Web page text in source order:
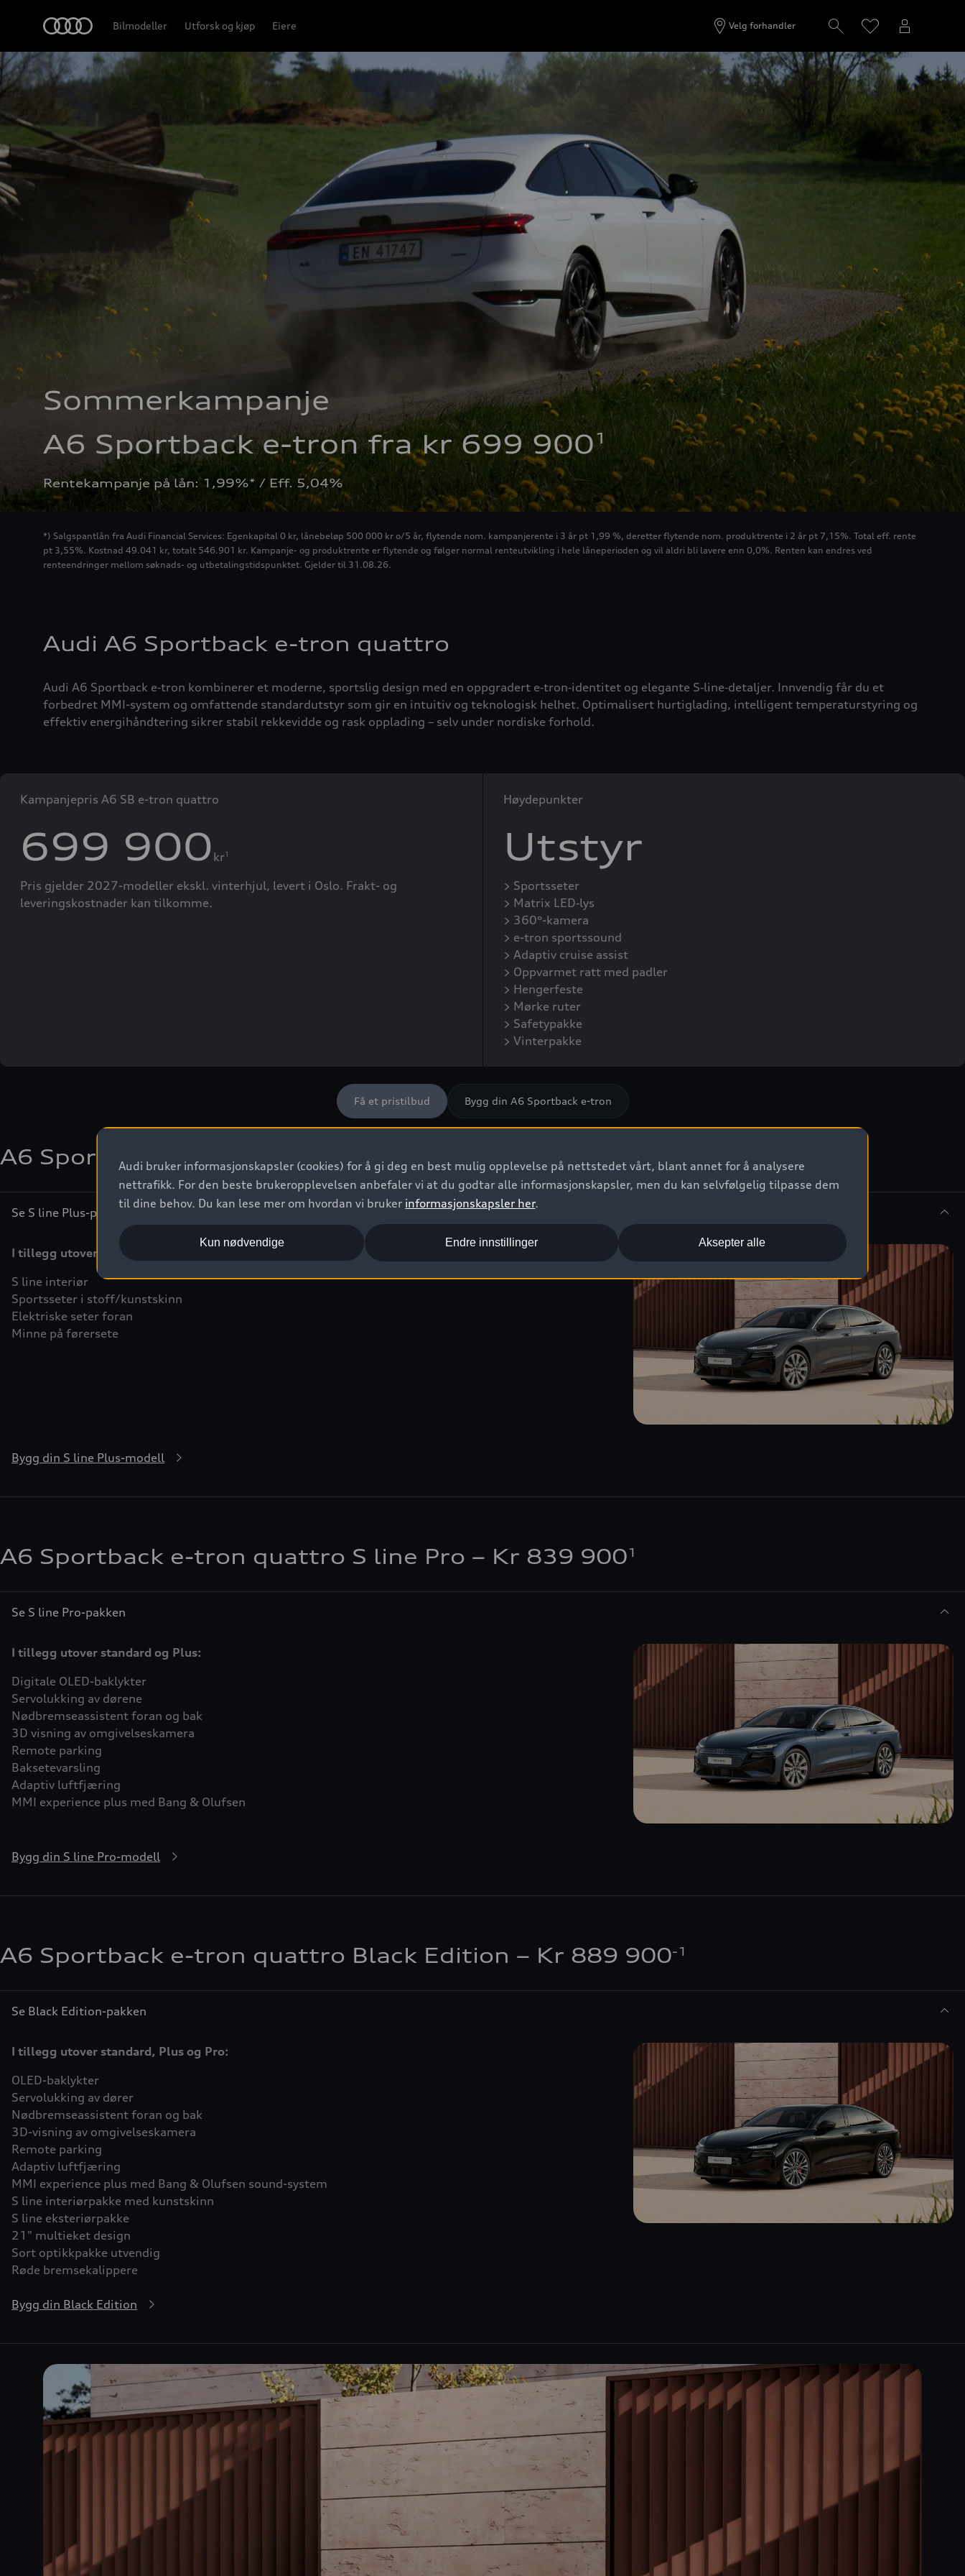
Bilmodeller Utforsk og kjøp Eiere Velg forhandler
Sommerkampanje
A6 Sportback e-tron fra kr 699 9001
Rentekampanje på lån: 1,99%* / Eff. 5,04%
*) Salgspantlån fra Audi Financial Services: Egenkapital 0 kr, lånebeløp 500 000 kr o/5 år, flytende nom. kampanjerente i 3 år pt 1,99 %, deretter flytende nom. produktrente i 2 år pt 7,15%. Total eff. rente
pt 3,55%. Kostnad 49.041 kr, totalt 546.901 kr. Kampanje- og produktrente er flytende og følger normal renteutvikling i hele låneperioden og vil aldri bli lavere enn 0,0%. Renten kan endres ved
renteendringer mellom søknads- og utbetalingstidspunktet. Gjelder til 31.08.26.
Audi A6 Sportback e-tron quattro
Audi A6 Sportback e‑tron kombinerer et moderne, sportslig design med en oppgradert e‑tron‑identitet og elegante S‑line‑detaljer. Innvendig får du et
forbedret MMI-system og omfattende standardutstyr som gir en intuitiv og teknologisk helhet. Optimalisert hurtiglading, intelligent temperaturstyring og
effektiv energihåndtering sikrer stabil rekkevidde og rask opplading – selv under nordiske forhold.
Kampanjepris A6 SB e-tron quattro
699 900 kr1
Pris gjelder 2027-modeller ekskl. vinterhjul, levert i Oslo. Frakt- og
leveringskostnader kan tilkomme.
Høydepunkter
Utstyr
> Sportsseter
> Matrix LED‑lys
> 360°-kamera
> e-tron sportssound
> Adaptiv cruise assist
> Oppvarmet ratt med padler
> Hengerfeste
> Mørke ruter
> Safetypakke
> Vinterpakke
Få et pristilbud Bygg din A6 Sportback e-tron
A6 Sportback e-tron quattro S line Plus– Kr 744 900
Se S line Plus-pakken
I tillegg utover standardutstyr:
S line interiør
Sportsseter i stoff/kunstskinn
Elektriske seter foran
Minne på førersete
Bygg din S line Plus-modell
A6 Sportback e-tron quattro S line Pro – Kr 839 9001
Se S line Pro-pakken
I tillegg utover standard og Plus:
Digitale OLED-baklykter
Servolukking av dørene
Nødbremseassistent foran og bak
3D visning av omgivelseskamera
Remote parking
Baksetevarsling
Adaptiv luftfjæring
MMI experience plus med Bang & Olufsen
Bygg din S line Pro-modell
A6 Sportback e-tron quattro Black Edition – Kr 889 900-1
Se Black Edition-pakken
I tillegg utover standard, Plus og Pro:
OLED-baklykter
Servolukking av dører
Nødbremseassistent foran og bak
3D-visning av omgivelseskamera
Remote parking
Adaptiv luftfjæring
MMI experience plus med Bang & Olufsen sound-system
S line interiørpakke med kunstskinn
S line eksteriørpakke
21" multieket design
Sort optikkpakke utvendig
Røde bremsekalippere
Bygg din Black Edition
Audi bruker informasjonskapsler (cookies) for å gi deg en best mulig opplevelse på nettstedet vårt, blant annet for å analysere
nettrafikk. For den beste brukeropplevelsen anbefaler vi at du godtar alle informasjonskapsler, men du kan selvfølgelig tilpasse dem
til dine behov. Du kan lese mer om hvordan vi bruker informasjonskapsler her.
Aksepter alle
Kun nødvendige Endre innstillinger